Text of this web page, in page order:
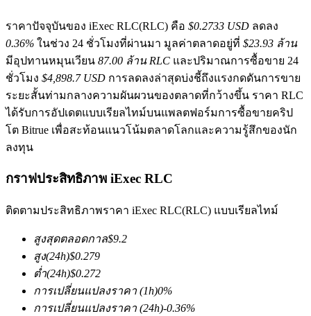
ฟิวเจอร์สสกุลเงินดิจิทัล
TradFi
อนุพันธ์ของหุ้น ฟอเร็กซ์ โลหะมีค่า และสินค้าโภคภัณฑ์
ราคาปัจจุบันของ iExec RLC(RLC) คือ $0.2733 USD ลดลง
0.36% ในช่วง 24 ชั่วโมงที่ผ่านมา มูลค่าตลาดอยู่ที่ $23.93 ล้าน
มีอุปทานหมุนเวียน 87.00 ล้าน RLC และปริมาณการซื้อขาย 24
ชั่วโมง $4,898.7 USD การลดลงล่าสุดบ่งชี้ถึงแรงกดดันการขาย
ระยะสั้นท่ามกลางความผันผวนของตลาดที่กว้างขึ้น ราคา RLC
ได้รับการอัปเดตแบบเรียลไทม์บนแพลตฟอร์มการซื้อขายคริป
โต Bitrue เพื่อสะท้อนแนวโน้มตลาดโลกและความรู้สึกของนัก
ลงทุน
กราฟประสิทธิภาพ iExec RLC
ติดตามประสิทธิภาพราคา iExec RLC(RLC) แบบเรียลไทม์
สูงสุดตลอดกาล$9.2
สูง(24h)$0.279
ต่ำ(24h)$0.272
การเปลี่ยนแปลงราคา (1h)0%
การเปลี่ยนแปลงราคา (24h)-0.36%